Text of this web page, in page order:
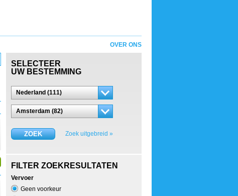
OVER ONS
SELECTEER
UW BESTEMMING
Nederland (111)
Amsterdam (82)
ZOEK Zoek uitgebreid »
FILTER ZOEKRESULTATEN
Vervoer
Geen voorkeur